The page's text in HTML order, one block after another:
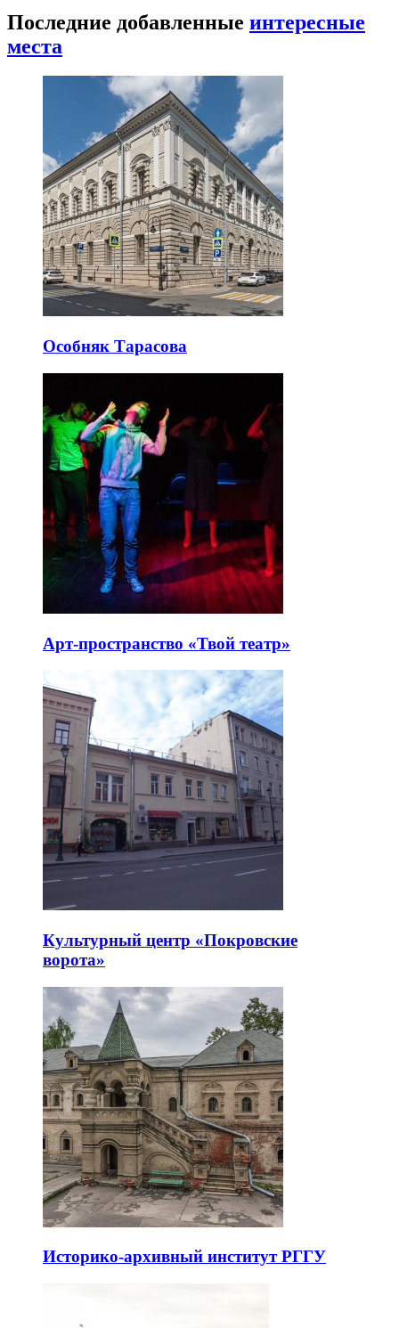
Последние добавленные интересные
места
Особняк Тарасова
Арт-пространство «Твой театр»
Культурный центр «Покровские
ворота»
Историко-архивный институт РГГУ